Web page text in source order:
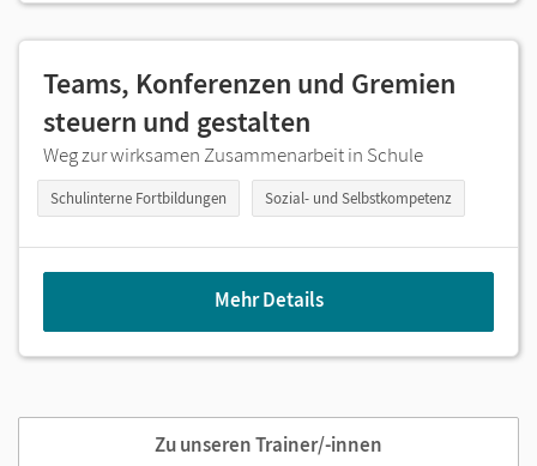
Teams, Konferenzen und Gremien
steuern und gestalten
Weg zurwirksamen Zusammenarbeit in Schule
Schulinterne Fortbildungen Sozial- und Selbstkompetenz
Mehr Details
Zu unseren Trainer/-innen